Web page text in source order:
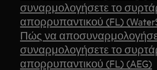
συναρμολογήσετε το
απορρυπαντικού (FL)
Πώς να
συναρμολογήσετε το
απορρυπαντικού (FL) (AEG)